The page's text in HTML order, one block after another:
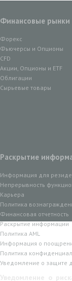
Финансовые рынки
Форекс
Фьючерсы и Опционы
CFD
Акции, Опционы и ETF
Облигации
Сырьевые товары
Раскрытие
Информация для
Непрерывность
Карьера
Политика
Финансовая отчетность
Раскрытие информации
Политика AML
Информация о
Политика
Уведомление о защите